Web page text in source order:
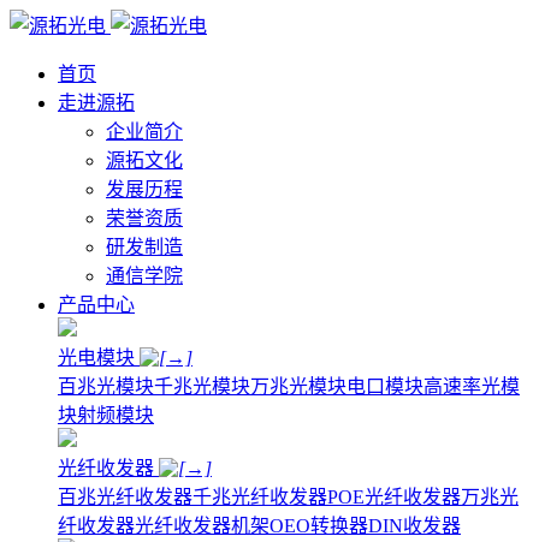
首页
走进源拓
企业简介
源拓文化
发展历程
荣誉资质
研发制造
通信学院
产品中心
光电模块
百兆光模块千兆光模块万兆光模块电口模块高速率光模
块射频模块
光纤收发器
百兆光纤收发器千兆光纤收发器POE光纤收发器万兆光
纤收发器光纤收发器机架OEO转换器DIN收发器